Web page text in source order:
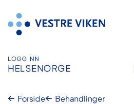
innhold
LOGG INN
HELSENORGE
Forside
Behandlinger